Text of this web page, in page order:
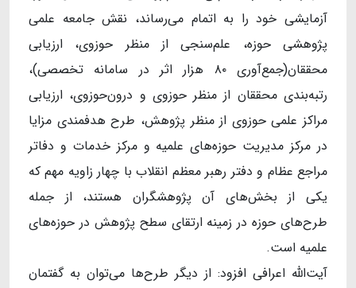
آزمایشی خود را به اتمام می‌رساند، نقش جامعه علمی
پژوهشی حوزه، علم‌سنجی از منظر حوزوی، ارزیابی
محققان(جمع‌آوری ۸۰ هزار اثر در سامانه تخصصی)،
رتبه‌بندی محققان از منظر حوزوی و درون‌حوزوی، ارزیابی
مراکز علمی حوزوی از منظر پژوهش، طرح هدفمندی مزایا
در مرکز مدیریت حوزه‌های علمیه و مرکز خدمات و دفاتر
مراجع عظام و دفتر رهبر معظم انقلاب با چهار زاویه مهم که
یکی از بخش‌های آن پژوهشگران هستند، از جمله
طرح‌های حوزه در زمینه ارتقای سطح پژوهش در حوزه‌های
علمیه است.
آیت‌الله اعرافی افزود: از دیگر طرح‌ها می‌توان به گفتمان